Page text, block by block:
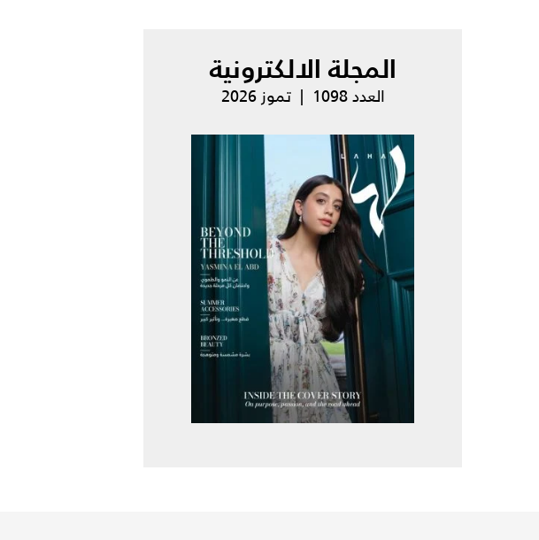
المجلة الالكترونية
العدد 1098 | تموز 2026